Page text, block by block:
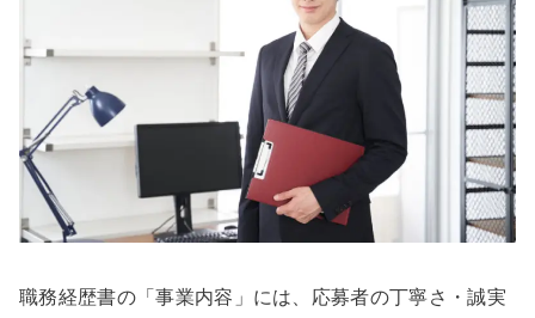
職務経歴書の「事業内容」には、応募者の丁寧さ・誠実